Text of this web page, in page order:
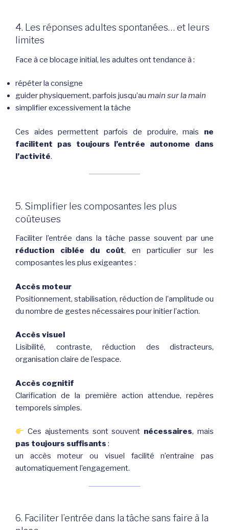
4. Les réponses adultes spontanées… et leurs
limites
Face à ce blocage initial, les adultes ont tendance à :
répéter la consigne
guider physiquement, parfois jusqu’au main sur la main
simplifier excessivement la tâche
Ces aides permettent parfois de produire, mais ne
facilitent pas toujours l’entrée autonome dans
l’activité.
5. Simplifier les composantes les plus
coûteuses
Faciliter l’entrée dans la tâche passe souvent par une
réduction ciblée du coût, en particulier sur les
composantes les plus exigeantes :
Accès moteur
Positionnement, stabilisation, réduction de l’amplitude ou
du nombre de gestes nécessaires pour initier l’action.
Accès visuel
Lisibilité, contraste, réduction des distracteurs,
organisation claire de l’espace.
Accès cognitif
Clarification de la première action attendue, repères
temporels simples.
Ces ajustements sont souvent nécessaires, mais
pas toujours suffisants :
un accès moteur ou visuel facilité n’entraîne pas
automatiquement l’engagement.
6. Faciliter l’entrée dans la tâche sans faire à la